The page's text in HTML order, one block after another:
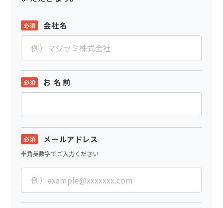
会社名
お 名 前
メールアドレス
半角英数字でご入力ください